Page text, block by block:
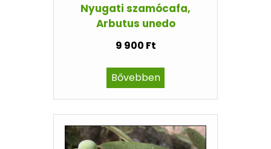
Nyugati szamócafa,
Arbutus unedo
9 900 Ft
Bővebben